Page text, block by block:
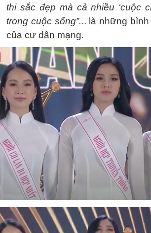
thi sắc đẹp mà cả nhiều ‘cuộc
trong cuộc sống”... là những
của cư dân mạng.